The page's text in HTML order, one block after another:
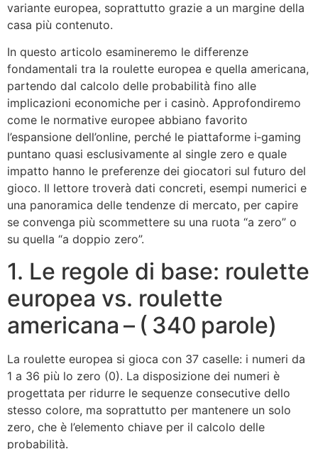
variante europea, soprattutto grazie a un margine della
casa più contenuto.
In questo articolo esamineremo le differenze
fondamentali tra la roulette europea e quella americana,
partendo dal calcolo delle probabilità fino alle
implicazioni economiche per i casinò. Approfondiremo
come le normative europee abbiano favorito
l’espansione dell’online, perché le piattaforme i‑gaming
puntano quasi esclusivamente al single zero e quale
impatto hanno le preferenze dei giocatori sul futuro del
gioco. Il lettore troverà dati concreti, esempi numerici e
una panoramica delle tendenze di mercato, per capire
se convenga più scommettere su una ruota “a zero” o
su quella “a doppio zero”.
1. Le regole di base: roulette
europea vs. roulette
americana – ( 340 parole)
La roulette europea si gioca con 37 caselle: i numeri da
1 a 36 più lo zero (0). La disposizione dei numeri è
progettata per ridurre le sequenze consecutive dello
stesso colore, ma soprattutto per mantenere un solo
zero, che è l’elemento chiave per il calcolo delle
probabilità.